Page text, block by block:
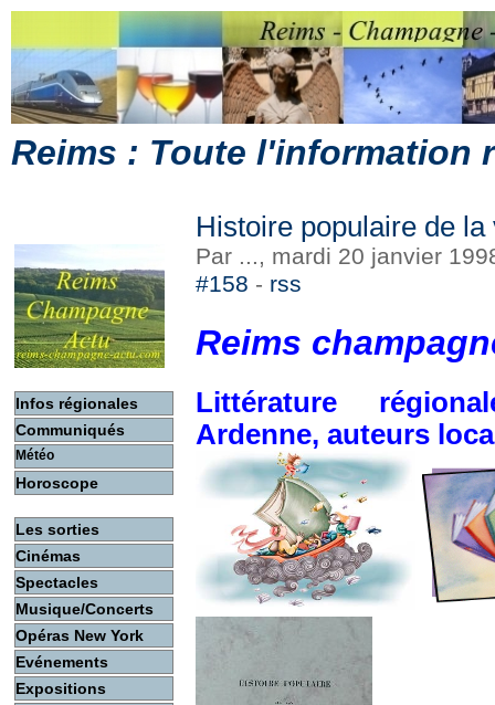
Reims : Toute l'information
Infos régionales
Communiqués
Météo
Horoscope
Les sorties
Cinémas
Spectacles
Musique/Concerts
Opéras New York
Evénements
Expositions
Histoire populaire de
Par ..., mardi 20 janvier
#158 - rss
Reims
Littérature
Ardenne, auteurs